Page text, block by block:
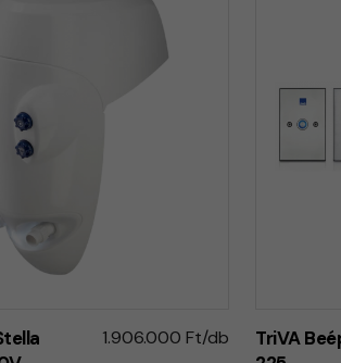
1.906.000 Ft/db
TriVA